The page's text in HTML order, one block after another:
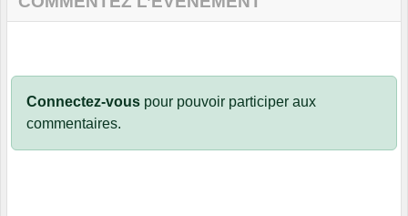
Connectez-vous pour pouvoir participer aux
commentaires.